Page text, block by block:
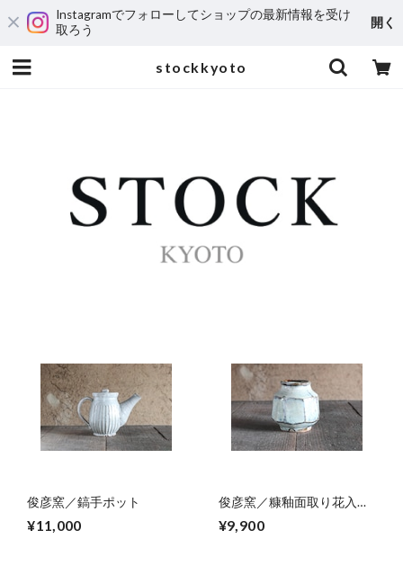
Instagramでフォローしてショップの最新情報を受け
取ろう
開く
stockkyoto
俊彦窯／鎬手ポット
¥11,000
俊彦窯／糠釉面取り花入
¥9,900